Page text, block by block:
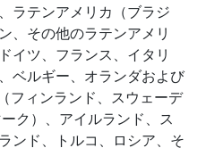
ラテンアメリカ（ブラジ
、その他のラテンアメリ
イツ、フランス、イタリ
ベルギー、オランダおよび
フィンランド、スウェーデ
ク）、アイルランド、ス
ンド、トルコ、ロシア、そ